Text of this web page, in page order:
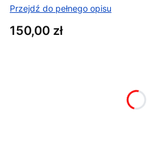
Przejdź do pełnego opisu
Cena
150,00 zł